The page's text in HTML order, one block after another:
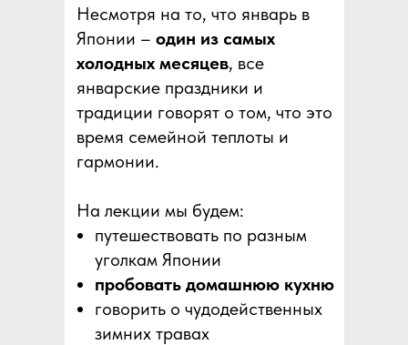
Несмотря на то, что январь в
Японии – один из самых
холодных месяцев, все
январские праздники и
традиции говорят о том, что это
время семейной теплоты и
гармонии.
На лекции мы будем:
путешествовать по разным
уголкам Японии
пробовать домашнюю кухню
говорить о чудодейственных
зимних травах